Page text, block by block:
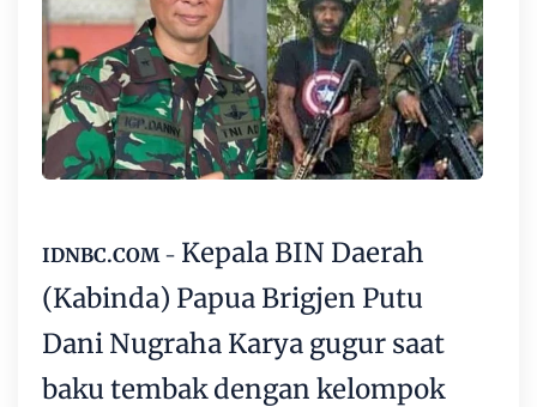
IDNBC.COM - Kepala BIN Daerah
(Kabinda) Papua Brigjen Putu
Dani Nugraha Karya gugur saat
baku tembak dengan kelompok